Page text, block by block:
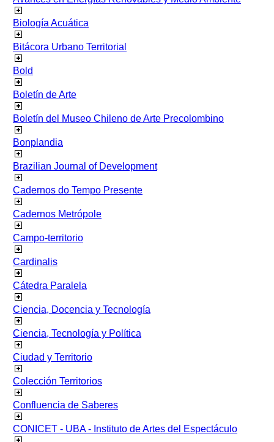
Biología Acuática
Bitácora Urbano Territorial
Bold
Boletín de Arte
Boletín del Museo Chileno de Arte Precolombino
Bonplandia
Brazilian Journal of Development
Cadernos do Tempo Presente
Cadernos Metrópole
Campo-territorio
Cardinalis
Cátedra Paralela
Ciencia, Docencia y Tecnología
Ciencia, Tecnología y Política
Ciudad y Territorio
Colección Territorios
Confluencia de Saberes
CONICET - UBA - Instituto de Artes del Espectáculo